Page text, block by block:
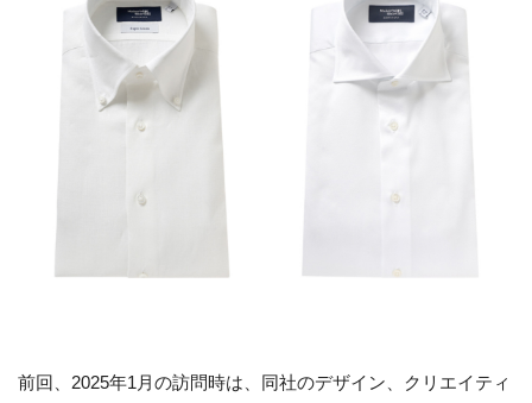
前回、2025年1月の訪問時は、同社のデザイン、クリエイティ